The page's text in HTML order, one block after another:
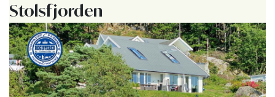
Stolsfjorden